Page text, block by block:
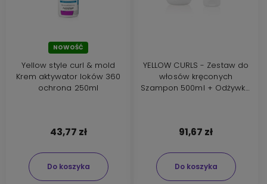
NOWOŚĆ
Yellow style curl & mold
Krem aktywator loków 360
ochrona 250ml
43,77 zł
Do koszyka
YELLOW CURLS - Zestaw do
włosów kręconych
Szampon 500ml + Odżywka
91,67 zł
Do koszyka